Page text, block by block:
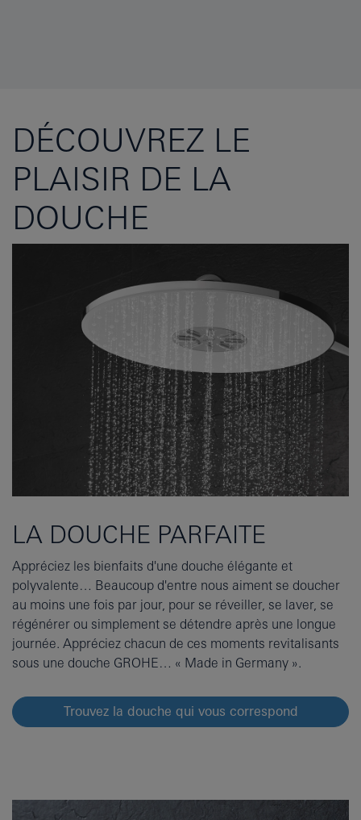
DÉCOUVREZ LE
PLAISIR DE LA
DOUCHE
LA DOUCHE PARFAITE
Appréciez les bienfaits d'une douche élégante et
polyvalente… Beaucoup d'entre nous aiment se doucher
au moins une fois par jour, pour se réveiller, se laver, se
régénérer ou simplement se détendre après une longue
journée. Appréciez chacun de ces moments revitalisants
sous une douche GROHE… « Made in Germany ».
Trouvez la douche qui vous correspond